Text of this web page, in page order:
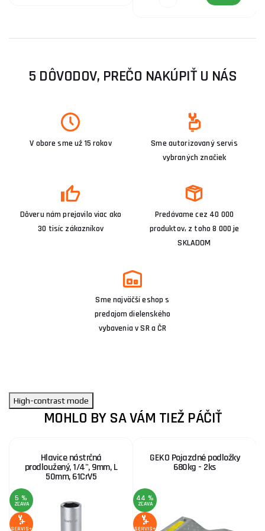
5 DÔVODOV, PREČO NAKÚPIŤ U NÁS
V obore sme už 15 rokov
Sme autorizovaný servis
vybraných značiek
Dôveru nám prejavilo viac ako
30 tisíc zákazníkov
Predávame cez 40 000
produktov, z toho 8 000 je
SKLADOM
Sme najväčší eshop s
predajom dielenského
vybavenia v SR a ČR
High-contrast mode
MOHLO BY SA VÁM TIEŽ PÁČIŤ
Hlavice nástrčná
prodloužený, 1/4", 9mm, L
50mm, 61CrV5
5 %
ZĽAVA
SERVIS+
GEKO Pojazdné podložky
680kg - 2ks
44 %
ZĽAVA
SERVIS+